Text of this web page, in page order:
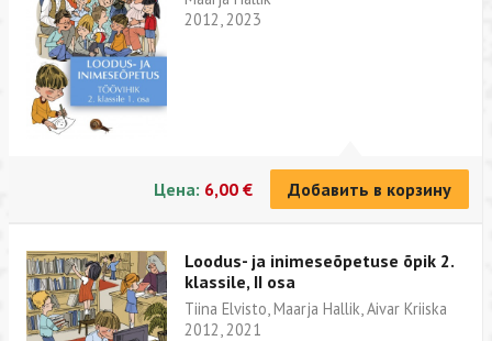
2012, 2023
Цена: 6,00 € Добавить в корзину
Loodus- ja inimeseõpetuse õpik 2.
klassile, II osa
Tiina Elvisto, Maarja Hallik, Aivar Kriiska
2012, 2021